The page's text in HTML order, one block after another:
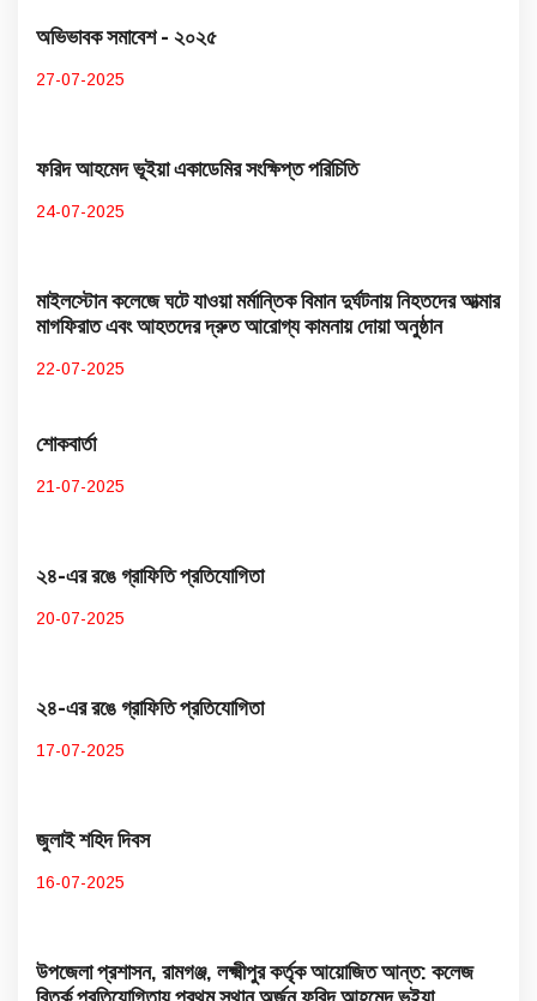
অভিভাবক সমাবেশ - ২০২৫
27-07-2025
ফরিদ আহমেদ ভূইয়া একাডেমির সংক্ষিপ্ত পরিচিতি
24-07-2025
মাইলস্টোন কলেজে ঘটে যাওয়া মর্মান্তিক বিমান দুর্ঘটনায় নিহতদের আত্মার
মাগফিরাত এবং আহতদের দ্রুত আরোগ্য কামনায় দোয়া অনুষ্ঠান
22-07-2025
শোকবার্তা
21-07-2025
২৪-এর রঙে গ্রাফিতি প্রতিযোগিতা
20-07-2025
২৪-এর রঙে গ্রাফিতি প্রতিযোগিতা
17-07-2025
জুলাই শহিদ দিবস
16-07-2025
উপজেলা প্রশাসন, রামগঞ্জ, লক্ষ্মীপুর কর্তৃক আয়োজিত আন্ত: কলেজ